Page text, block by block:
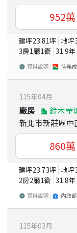
952萬
建坪23.81坪 地坪
3房1廳1衛 31.9年
資料說明 信義
115年04月
廠房
鈴木華
新北市新莊區
860萬
建坪23.73坪 地坪
2房2廳1衛 31.8年
資料說明 內政
115年03月